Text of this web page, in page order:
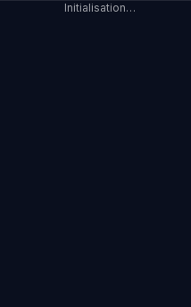
Initialisation…